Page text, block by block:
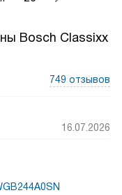
Bosch Classixx
749 отзывов
16.07.2026